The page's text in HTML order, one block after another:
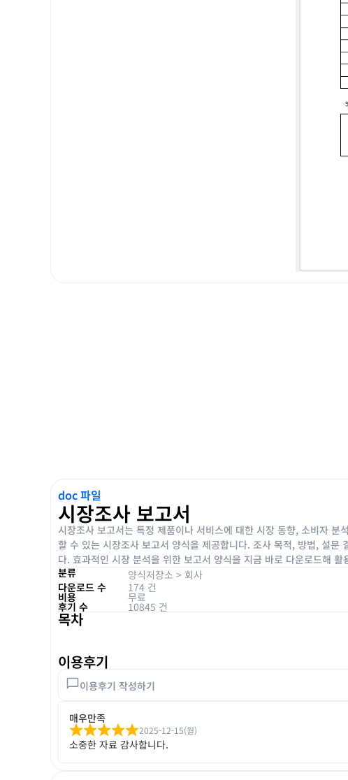
doc 파일
시장조사 보고서
시장조사 보고서는 특정 제품이나 서비스에 대한 시장 동향, 소비자
할 수 있는 시장조사 보고서 양식을 제공합니다. 조사 목적, 방법, 설
다. 효과적인 시장 분석을 위한 보고서 양식을 지금 바로 다운로드해 활
분류
양식저장소 > 회사
다운로드 수
174 건
비용 무료
후기 수 10845 건
목차
이용후기
이용후기 작성하기
매우만족
2025-12-15(월)
소중한 자료 감사합니다.